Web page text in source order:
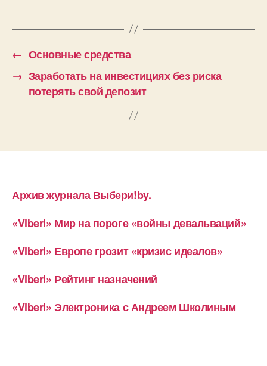
← Основные средства
→ Заработать на инвестициях без риска
потерять свой депозит
Архив журнала Выбери!by.
«Viberi» Мир на пороге «войны девальваций»
«Viberi» Европе грозит «кризис идеалов»
«Viberi» Рейтинг назначений
«Viberi» Электроника с Андреем Школиным